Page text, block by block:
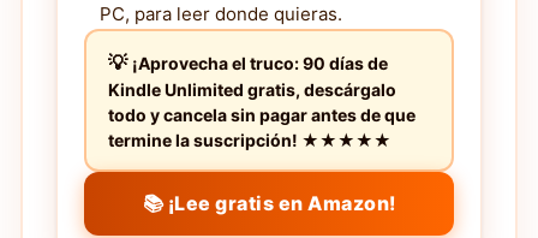
PC, para leer donde quieras.
¡Aprovecha el truco: 90 días de
Kindle Unlimited gratis, descárgalo
todo y cancela sin pagar antes de que
termine la suscripción! ★★★★★
📚 ¡Lee gratis en Amazon!